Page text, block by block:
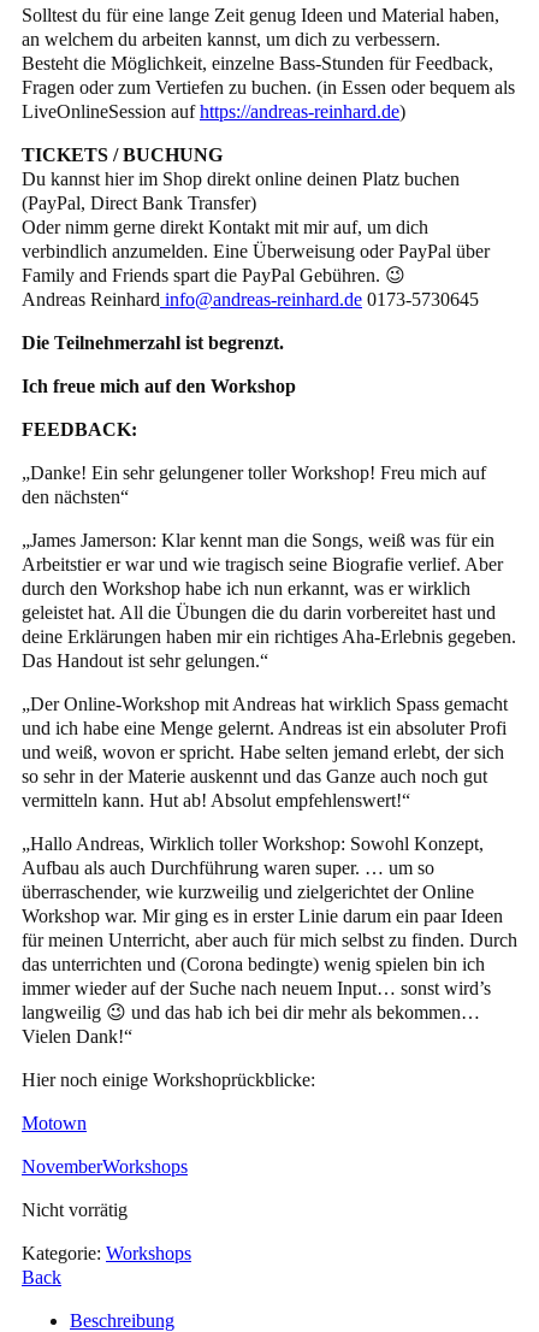
Solltest du für eine lange Zeit genug Ideen und Material haben,
an welchem du arbeiten kannst, um dich zu verbessern.
Besteht die Möglichkeit, einzelne Bass-Stunden für Feedback,
Fragen oder zum Vertiefen zu buchen. (in Essen oder bequem als
LiveOnlineSession aufhttps://andreas-reinhard.de)
TICKETS / BUCHUNG
Du kannst hier im Shop direkt online deinen Platz buchen
(PayPal, Direct Bank Transfer)
Oder nimm gerne direkt Kontakt mit mir auf, um dich
verbindlich anzumelden. Eine Überweisung oder PayPal über
Family and Friends spart die PayPal Gebühren. 😉
Andreas Reinhard info@andreas-reinhard.de 0173-5730645
Die Teilnehmerzahl ist begrenzt.
Ich freue mich auf den Workshop
FEEDBACK:
„Danke! Ein sehr gelungener toller Workshop! Freu mich auf
den nächsten“
„James Jamerson: Klar kennt man die Songs, weiß was für ein
Arbeitstier er war und wie tragisch seine Biografie verlief. Aber
durch den Workshop habe ich nun erkannt, was er wirklich
geleistet hat. All die Übungen die du darin vorbereitet hast und
deine Erklärungen haben mir ein richtiges Aha-Erlebnis gegeben.
Das Handout ist sehr gelungen.“
„Der Online-Workshop mit Andreas hat wirklich Spass gemacht
und ich habe eine Menge gelernt. Andreas ist ein absoluter Profi
und weiß, wovon er spricht. Habe selten jemand erlebt, der sich
so sehr in der Materie auskennt und das Ganze auch noch gut
vermitteln kann. Hut ab! Absolut empfehlenswert!“
„Hallo Andreas, Wirklich toller Workshop: Sowohl Konzept,
Aufbau als auch Durchführung waren super. … um so
überraschender, wie kurzweilig und zielgerichtet der Online
Workshop war. Mir ging es in erster Linie darum ein paar Ideen
für meinen Unterricht, aber auch für mich selbst zu finden. Durch
das unterrichten und (Corona bedingte) wenig spielen bin ich
immer wieder auf der Suche nach neuem Input… sonst wird’s
langweilig 😉 und das hab ich bei dir mehr als bekommen…
Vielen Dank!“
Hier noch einige Workshoprückblicke:
Motown
NovemberWorkshops
Nicht vorrätig
Kategorie: Workshops
Back
Beschreibung